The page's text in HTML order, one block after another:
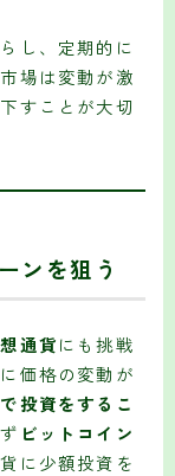
し、定期的に
場は変動が激
すことが大切
ンを狙う
通貨にも挑戦
価格の変動が
投資をするこ
ビットコイン
に少額投資を